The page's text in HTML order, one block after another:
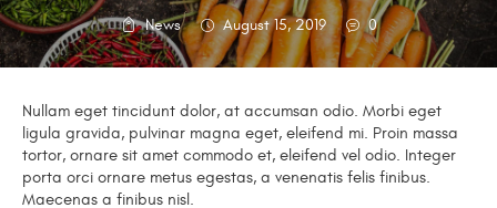
CONTACT US
News August 15, 2019 0
Nullam eget tincidunt dolor, at accumsan odio. Morbi eget
ligula gravida, pulvinar magna eget, eleifend mi. Proin massa
tortor, ornare sit amet commodo et, eleifend vel odio. Integer
porta orci ornare metus egestas, a venenatis felis finibus.
Maecenas a finibus nisl.